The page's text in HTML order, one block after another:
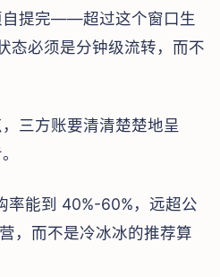
自提完——超过这个窗口生
必须是分钟级流转，而不
三方账要清清楚楚地呈
率能到 40%-60%，远超公
，而不是冷冰冰的推荐算